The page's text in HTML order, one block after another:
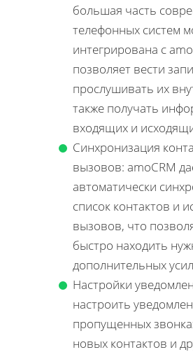
большая часть
телефонных систем
интегрирована с
позволяет вести
прослушивать их
также получать
входящих и
Синхронизация
вызовов: amoCRM
автоматически
список контактов и
вызовов, что
быстро находить
дополнительных
Настройки
настроить
пропущенных
новых контактов и